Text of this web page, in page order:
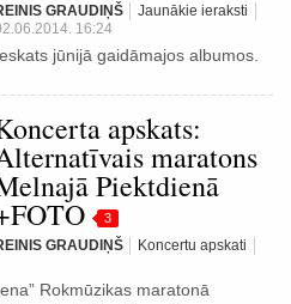
GRAUDIŅŠ
Jaunākie ieraksti
16:24
jūnijā gaidāmajos albumos.
apskats:
maratons
Piektdienā
3
GRAUDIŅŠ
Koncertu apskati
Rokmūzikas maratonā